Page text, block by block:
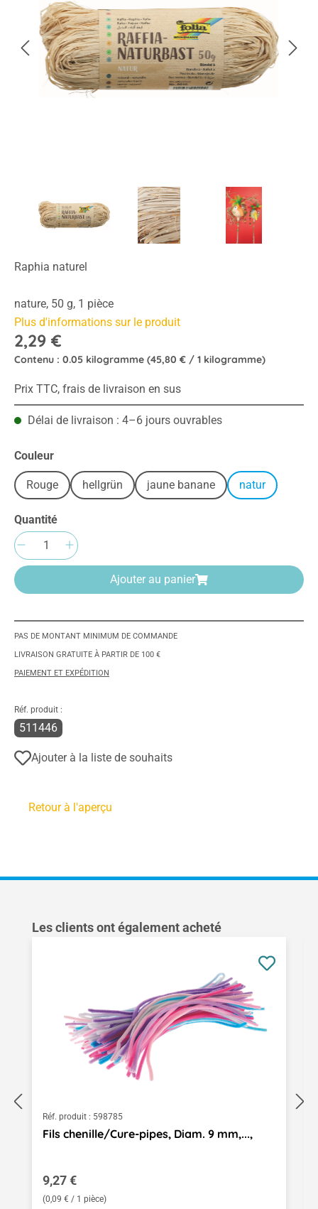
Raphia naturel
nature, 50 g, 1 pièce
Plus d'informations sur le produit
2,29 €
Contenu : 0.05 kilogramme (45,80 € / 1 kilogramme)
Prix TTC, frais de livraison en sus
Délai de livraison : 4–6 jours ouvrables
Sélectionnez
Couleur
Rouge hellgrün jaune banane natur
Quantité
Quantité de produit : Entrez la quantité
Ajouter au panier
PAS DE MONTANT MINIMUM DE COMMANDE
LIVRAISON GRATUITE À PARTIR DE 100 €
PAIEMENT ET EXPÉDITION
Réf. produit :
511446
Ajouter à la liste de souhaits
Retour à l'aperçu
Ignorer la galerie de produits
Les clients ont également acheté
Réf. produit : 598785
Fils chenille/Cure-pipes, Diam. 9 mm,...,
Prix régulier :
9,27 €
(0,09 € / 1 pièce)